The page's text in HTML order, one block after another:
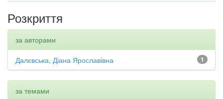
Розкриття
за авторами
1
Далєвська, Діана Ярославівна
за темами